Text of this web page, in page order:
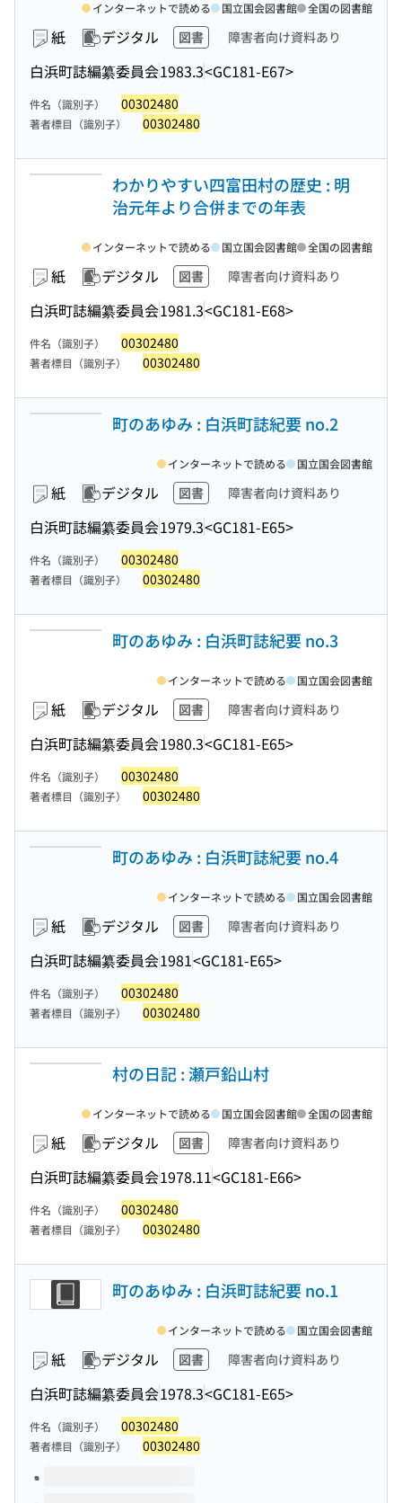
紙 デジタル 図書 障害者向け資料あり
白浜町誌編纂委員会1983.3<GC181-E67>
インターネットで読める 国立国会図書館 全国の図書館
件名（識別子） 00302480
著者標目（識別子） 00302480
わかりやすい四富田村の歴史 : 明
治元年より合併までの年表
紙 デジタル 図書 障害者向け資料あり
白浜町誌編纂委員会1981.3<GC181-E68>
インターネットで読める 国立国会図書館 全国の図書館
件名（識別子） 00302480
著者標目（識別子） 00302480
町のあゆみ : 白浜町誌紀要 no.2
紙 デジタル 図書 障害者向け資料あり
白浜町誌編纂委員会1979.3<GC181-E65>
インターネットで読める 国立国会図書館
件名（識別子） 00302480
著者標目（識別子） 00302480
町のあゆみ : 白浜町誌紀要 no.3
紙 デジタル 図書 障害者向け資料あり
白浜町誌編纂委員会1980.3<GC181-E65>
インターネットで読める 国立国会図書館
件名（識別子） 00302480
著者標目（識別子） 00302480
町のあゆみ : 白浜町誌紀要 no.4
紙 デジタル 図書 障害者向け資料あり
白浜町誌編纂委員会1981<GC181-E65>
インターネットで読める 国立国会図書館
件名（識別子） 00302480
著者標目（識別子） 00302480
村の日記 : 瀬戸鉛山村
紙 デジタル 図書 障害者向け資料あり
白浜町誌編纂委員会1978.11<GC181-E66>
インターネットで読める 国立国会図書館 全国の図書館
件名（識別子） 00302480
著者標目（識別子） 00302480
町のあゆみ : 白浜町誌紀要 no.1
紙 デジタル 図書 障害者向け資料あり
白浜町誌編纂委員会1978.3<GC181-E65>
インターネットで読める 国立国会図書館
件名（識別子） 00302480
著者標目（識別子） 00302480
このタイトルの巻号